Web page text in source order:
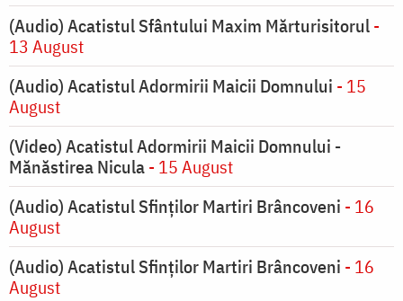
(Audio) Acatistul Sfântului Maxim Mărturisitorul-
13 August
(Audio) Acatistul Adormirii Maicii Domnului - 15
August
(Video) Acatistul Adormirii Maicii Domnului -
Mănăstirea Nicula- 15 August
(Audio) Acatistul Sfinților Martiri Brâncoveni - 16
August
(Audio) Acatistul Sfinților Martiri Brâncoveni - 16
August